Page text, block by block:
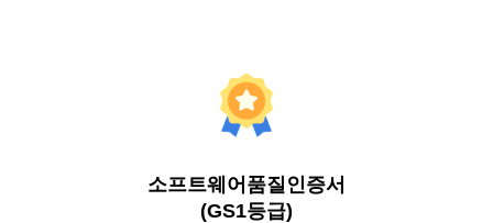
소프트웨어품질인증서
(GS1등급)